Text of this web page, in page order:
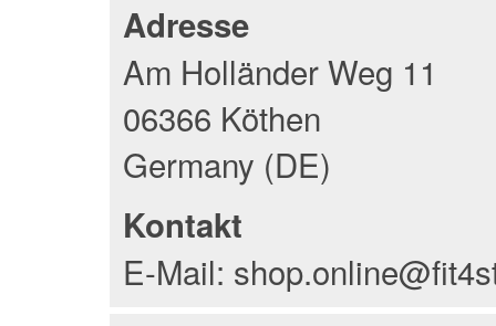
Adresse
Am Holländer Weg 11
06366 Köthen
Germany (DE)
Kontakt
E-Mail: